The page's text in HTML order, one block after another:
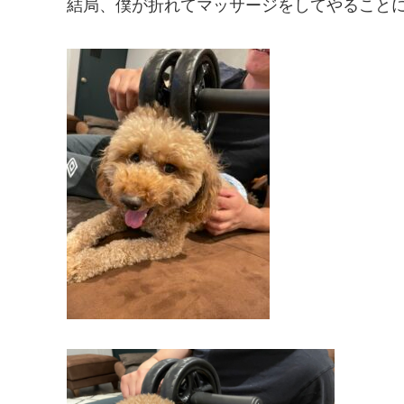
結局、僕が折れてマッサージをしてやること